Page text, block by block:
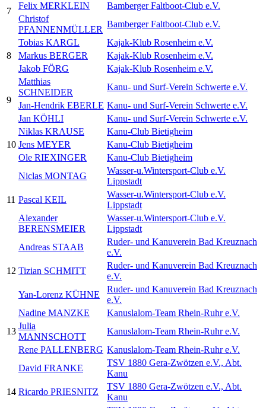
7
Felix MERKLEIN
Bamberger Faltboot-Club e.V.
Christof
PFANNENMÜLLER
Bamberger Faltboot-Club e.V.
8
Tobias KARGL
Kajak-Klub Rosenheim e.V.
Markus BERGER
Kajak-Klub Rosenheim e.V.
Jakob FÖRG
Kajak-Klub Rosenheim e.V.
9
Matthias
SCHNEIDER
Kanu- und Surf-Verein Schwerte e.V.
Jan-Hendrik EBERLE Kanu- und Surf-Verein Schwerte e.V.
Jan KÖHLI
Kanu- und Surf-Verein Schwerte e.V.
10
Niklas KRAUSE
Kanu-Club Bietigheim
Jens MEYER
Kanu-Club Bietigheim
Ole RIEXINGER
Kanu-Club Bietigheim
11
Niclas MONTAG
Wasser-u.Wintersport-Club e.V.
Lippstadt
Pascal KEIL
Wasser-u.Wintersport-Club e.V.
Lippstadt
Alexander
BERENSMEIER
Wasser-u.Wintersport-Club e.V.
Lippstadt
12
Andreas STAAB
Ruder- und Kanuverein Bad Kreuznach
e.V.
Tizian SCHMITT
Ruder- und Kanuverein Bad Kreuznach
e.V.
Yan-Lorenz KÜHNE
Ruder- und Kanuverein Bad Kreuznach
e.V.
13
Nadine MANZKE
Kanuslalom-Team Rhein-Ruhr e.V.
Julia
MANNSCHOTT
Kanuslalom-Team Rhein-Ruhr e.V.
Rene PALLENBERG Kanuslalom-Team Rhein-Ruhr e.V.
14
David FRANKE
TSV 1880 Gera-Zwötzen e.V., Abt.
Kanu
Ricardo PRIESNITZ
TSV 1880 Gera-Zwötzen e.V., Abt.
Kanu